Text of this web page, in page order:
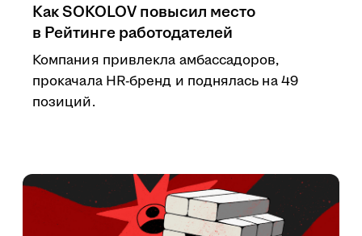
Как SOKOLOV повысил место
в Рейтинге работодателей
Компания привлекла амбассадоров,
прокачала HR-бренд и поднялась на 49
позиций.